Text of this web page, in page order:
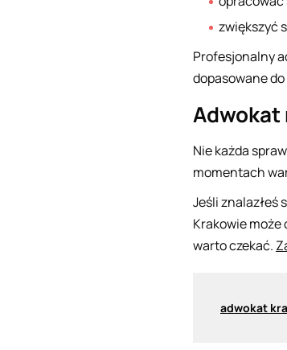
zwiększyć
Profesjonalny
dopasowane
Nie każda
momentach
Jeśli znalazłeś
Krakowie może
warto czekać.
adwokat